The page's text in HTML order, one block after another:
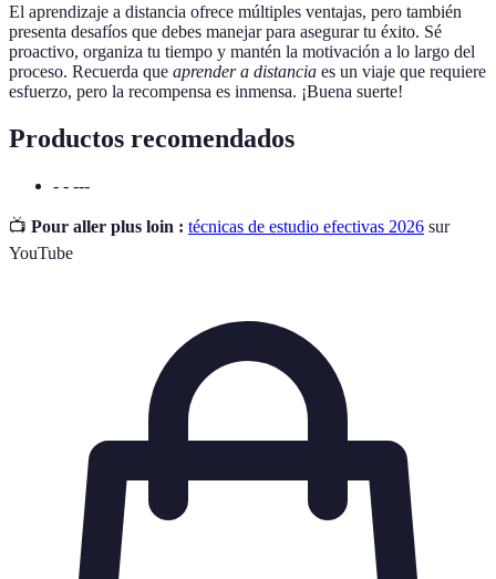
El aprendizaje a distancia ofrece múltiples ventajas, pero también
presenta desafíos que debes manejar para asegurar tu éxito. Sé
proactivo, organiza tu tiempo y mantén la motivación a lo largo del
proceso. Recuerda que aprender a distancia es un viaje que requiere
esfuerzo, pero la recompensa es inmensa. ¡Buena suerte!
Productos recomendados
- - ---
📺 Pour aller plus loin : técnicas de estudio efectivas 2026 sur
YouTube